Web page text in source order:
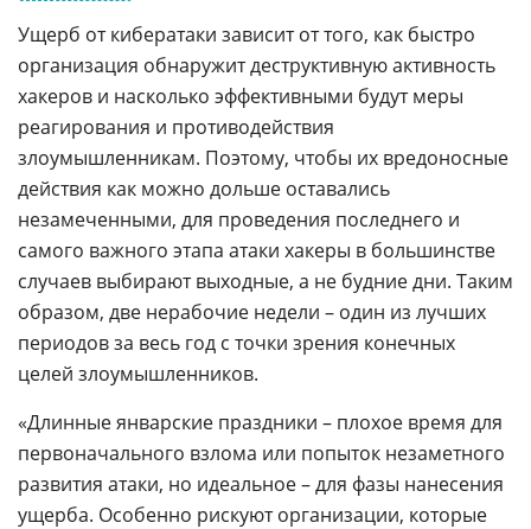
Ущерб от кибератаки зависит от того, как быстро
организация обнаружит деструктивную активность
хакеров и насколько эффективными будут меры
реагирования и противодействия
злоумышленникам. Поэтому, чтобы их вредоносные
действия как можно дольше оставались
незамеченными, для проведения последнего и
самого важного этапа атаки хакеры в большинстве
случаев выбирают выходные, а не будние дни. Таким
образом, две нерабочие недели – один из лучших
периодов за весь год с точки зрения конечных
целей злоумышленников.
«Длинные январские праздники – плохое время для
первоначального взлома или попыток незаметного
развития атаки, но идеальное – для фазы нанесения
ущерба. Особенно рискуют организации, которые